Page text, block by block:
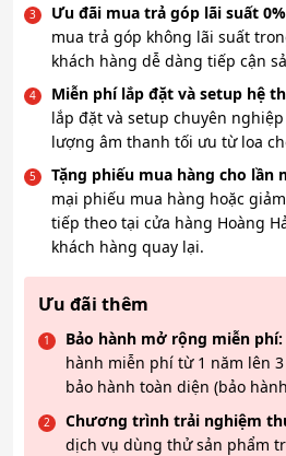
Ưu đãi mua trả góp lãi suất
mua trả góp không lãi suất
khách hàng dễ dàng tiếp cận
Miễn phí lắp đặt và setup hệ
lắp đặt và setup chuyên
lượng âm thanh tối ưu từ loa
Tặng phiếu mua hàng cho lần
mại phiếu mua hàng hoặc
tiếp theo tại cửa hàng Hoàng
khách hàng quay lại.
Ưu đãi thêm
Bảo hành mở rộng miễn phí:
hành miễn phí từ 1 năm lên
bảo hành toàn diện (bảo
Chương trình trải nghiệm
dịch vụ dùng thử sản phẩm